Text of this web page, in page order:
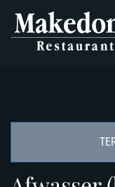
overslaan